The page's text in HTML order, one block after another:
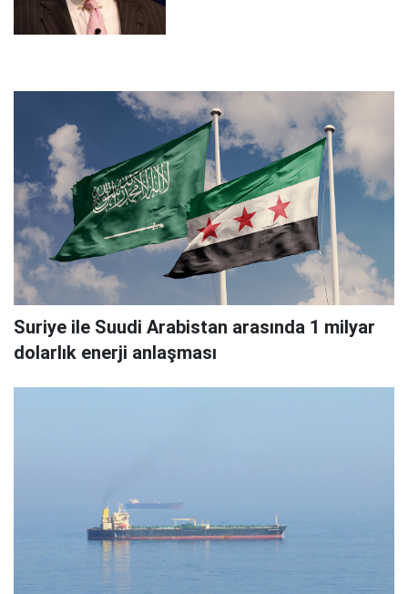
Suriye ile Suudi Arabistan arasında 1 milyar
dolarlık enerji anlaşması